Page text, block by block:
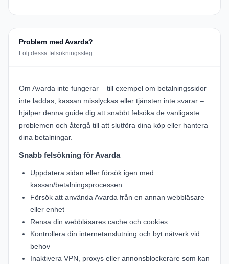
Problem med Avarda?
Följ dessa felsökningssteg
Om Avarda inte fungerar – till exempel om betalningssidor
inte laddas, kassan misslyckas eller tjänsten inte svarar –
hjälper denna guide dig att snabbt felsöka de vanligaste
problemen och återgå till att slutföra dina köp eller hantera
dina betalningar.
Snabb felsökning för Avarda
Uppdatera sidan eller försök igen med
kassan/betalningsprocessen
Försök att använda Avarda från en annan webbläsare
eller enhet
Rensa din webbläsares cache och cookies
Kontrollera din internetanslutning och byt nätverk vid
behov
Inaktivera VPN, proxys eller annonsblockerare som kan